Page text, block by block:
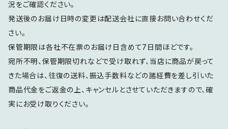
況をご確認ください。
発送後のお届け日時の変更は配送会社に直接お問い合わせくだ
さい。
保管期限は各社不在票のお届け日含めて7日間ほどです。
宛所不明、保管期限切れなどで受け取れず、当店に商品が戻って
きた場合は、往復の送料、振込手数料などの諸経費を差し引いた
商品代金をご返金の上、キャンセルとさせていただきますので、確
実にお受け取りください。